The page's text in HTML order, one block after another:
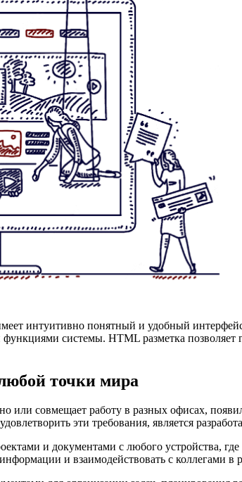
интуитивно понятный и удобный
системы. HTML разметка
точки мира
или совмещает работу в разных офисах,
эти требования, является
и документами с любого устройства,
и взаимодействовать с коллегами в